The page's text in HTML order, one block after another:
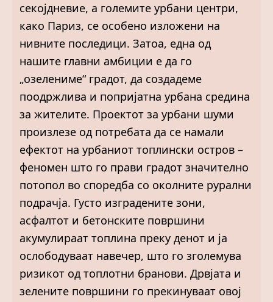
секојдневие, а големите урбани центри,
како Париз, се особено изложени на
нивните последици. Затоа, една од
нашите главни амбиции е да го
„озелениме“ градот, да создадеме
поодржлива и попријатна урбана средина
за жителите. Проектот за урбани шуми
произлезе од потребата да се намали
ефектот на урбаниот топлински остров –
феномен што го прави градот значително
потопол во споредба со околните рурални
подрачја. Густо изградените зони,
асфалтот и бетонските површини
акумулираат топлина преку денот и ја
ослободуваат навечер, што го зголемува
ризикот од топлотни бранови. Дрвјата и
зелените површини го прекинуваат овој